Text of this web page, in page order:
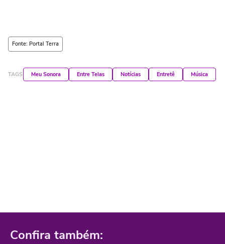
Fonte: Portal Terra
TAGS Meu Sonora Entre Telas Notícias Entretê Música
Confira também: